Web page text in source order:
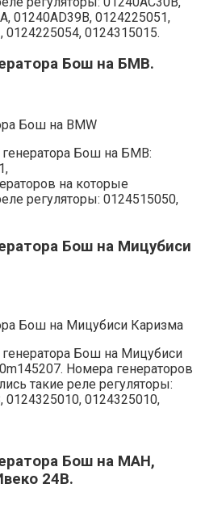
01240AD39B, 0124225051,
0124225054, 0124315015.
Бош на БМВ.
Бош на BMW
генератора Бош на БМВ:
на которые
регуляторы: 0124515050,
Бош на Мицубиси
Бош на Мицубиси Каризма
Бош на Мицубиси
Номера генераторов
такие реле регуляторы:
0124325010, 0124325010,
Бош на МАН,
24В.